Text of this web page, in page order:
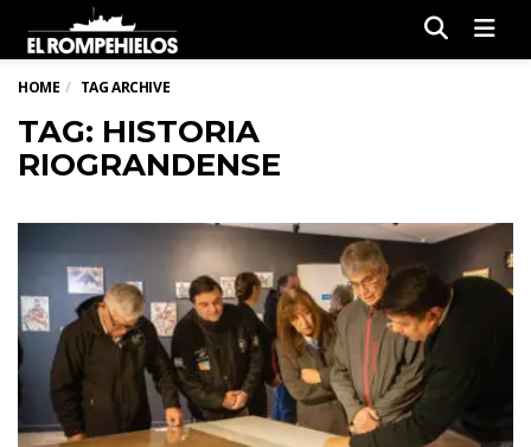
HOME TAG ARCHIVE
TAG: HISTORIA
RIOGRANDENSE